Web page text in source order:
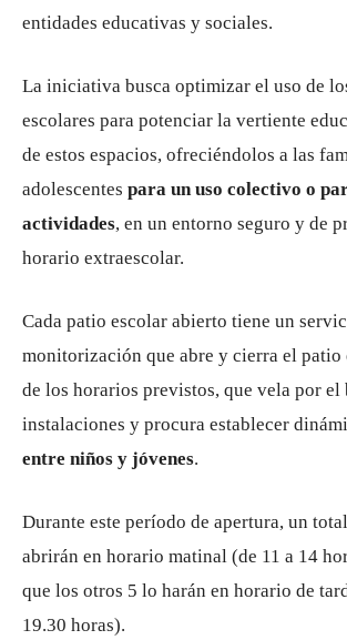
entidades educativas y sociales.
La iniciativa busca optimizar el uso de
escolares para potenciar la vertiente
de estos espacios, ofreciéndolos a las
adolescentes para un uso colectivo o
actividades, en un entorno seguro y de
horario extraescolar.
Cada patio escolar abierto tiene un
monitorización que abre y cierra el patio
de los horarios previstos, que vela por el
instalaciones y procura establecer
entre niños y jóvenes.
Durante este período de apertura, un
abrirán en horario matinal (de 11 a 14
que los otros 5 lo harán en horario de
19.30 horas).